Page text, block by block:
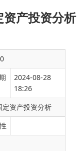
产投资分析
2024-08-28
18:26
资产投资分析
全市完成
安装工